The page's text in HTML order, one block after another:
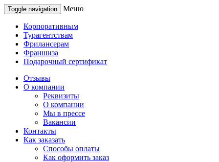
Toggle navigation Меню
Корпоративным
Турагентствам
Фрилансерам
Франшиза
Подарочный сертификат
Отзывы
О компании
Реквизиты
О компании
Мы в прессе
Вакансии
Контакты
Как заказать
Способы оплаты
Как оформить заказ